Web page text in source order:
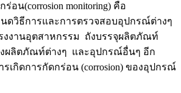
อน(corrosion monitoring) คือ
ดวิธีการและการตรวจสอบอุปกรณ์ต่างๆ
งงานอุตสาหกรรม ถังบรรจุผลิตภัณท์
ผลิตภัณท์ต่างๆ และอุปกรณ์อื่นๆ อีก
เกิดการกัดกร่อน (corrosion) ของอุปกรณ์